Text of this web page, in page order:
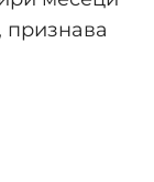
признава